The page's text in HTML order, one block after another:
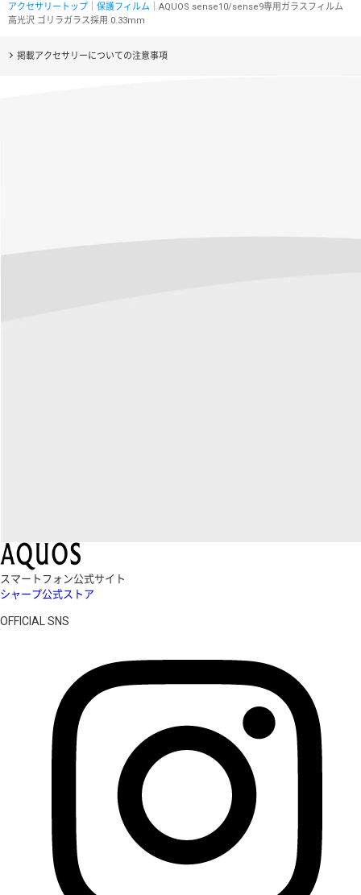
アクセサリートップ 保護フィルム ｜AQUOS sense10/sense9専用ガラスフィルム
高光沢 ゴリラガラス採用 0.33mm
掲載アクセサリーについての注意事項
スマートフォン公式サイト
シャープ公式ストア
OFFICIAL SNS